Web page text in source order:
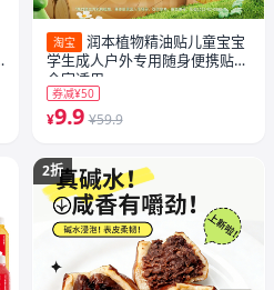
淘宝
润本植物精油贴儿童宝宝
学生成人户外专用随身便携贴纸
全家适用
券减¥50
¥9.9 ¥59.9
2折